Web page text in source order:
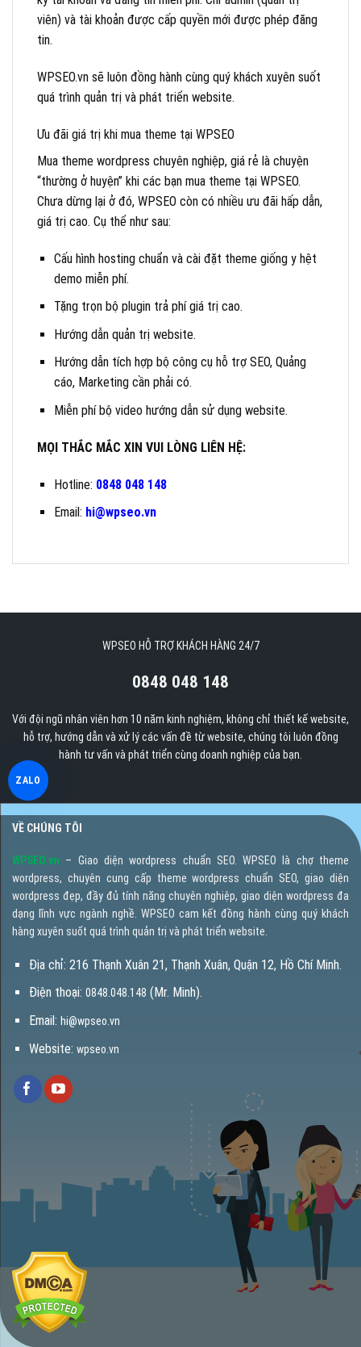
viên) và tài khoản được cấp quyền mới được phép đăng
tin.
WPSEO.vn sẽ luôn đồng hành cùng quý khách xuyên suốt
quá trình quản trị và phát triển website.
Ưu đãi giá trị khi mua theme tại WPSEO
Mua theme wordpress chuyên nghiệp, giá rẻ là chuyện
“thường ở huyện” khi các bạn mua theme tại WPSEO.
Chưa dừng lại ở đó, WPSEO còn có nhiều ưu đãi hấp dẫn,
giá trị cao. Cụ thể như sau:
Cấu hình hosting chuẩn và cài đặt theme giống y hệt
demo miễn phí.
Tặng trọn bộ plugin trả phí giá trị cao.
Hướng dẫn quản trị website.
Hướng dẫn tích hợp bộ công cụ hỗ trợ SEO, Quảng
cáo, Marketing cần phải có.
Miễn phí bộ video hướng dẫn sử dụng website.
MỌI THẮC MẮC XIN VUI LÒNG LIÊN HỆ:
Hotline: 0848 048 148
Email: hi@wpseo.vn
WPSEO HỖ TRỢ KHÁCH HÀNG 24/7
0848 048 148
Với đội ngũ nhân viên hơn 10 năm kinh nghiệm, không chỉ thiết kế website,
hỗ trợ, hướng dẫn và xử lý các vấn đề từ website, chúng tôi luôn đồng
hành tư vấn và phát triển cùng doanh nghiệp của bạn.
VỀ CHÚNG TÔI
WPSEO.vn – Giao diện wordpress chuẩn SEO. WPSEO là chợ theme
wordpress, chuyên cung cấp theme wordpress chuẩn SEO, giao diện
wordpress đẹp, đầy đủ tính năng chuyên nghiệp, giao diện wordpress đa
dạng lĩnh vực ngành nghề. WPSEO cam kết đồng hành cùng quý khách
hàng xuyên suốt quá trình quản trị và phát triển website.
Địa chỉ: 216 Thạnh Xuân 21, Thạnh Xuân, Quận 12, Hồ Chí Minh.
Điện thoại: 0848.048.148 (Mr. Minh).
Email: hi@wpseo.vn
Website: wpseo.vn
ZALO